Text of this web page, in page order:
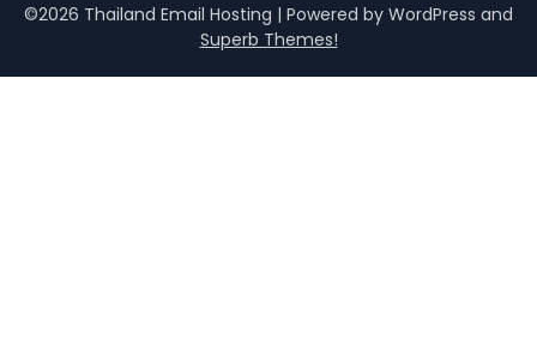
©2026 Thailand Email Hosting | Powered by WordPress and
Superb Themes!